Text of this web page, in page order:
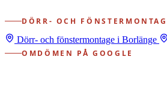
DÖRR- OCH
Dörr- och fönstermontage i Borlänge
OMDÖMEN PÅ GOOGLE